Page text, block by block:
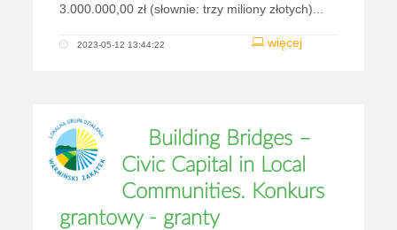
3.000.000,00 zł (słownie: trzy miliony złotych)...
więcej
2023-05-12 13:44:22
Building Bridges –
Civic Capital in Local
Communities. Konkurs
grantowy - granty